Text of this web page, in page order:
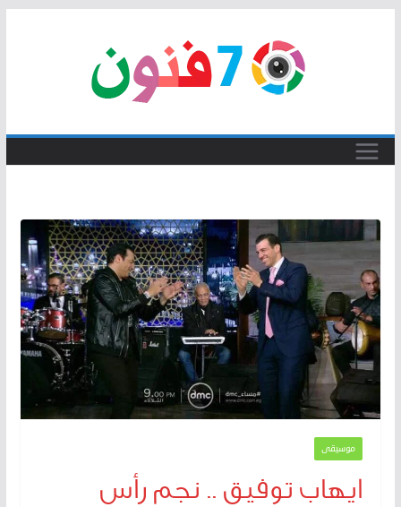
موسيقى
ايهاب توفيق .. نجم رأس